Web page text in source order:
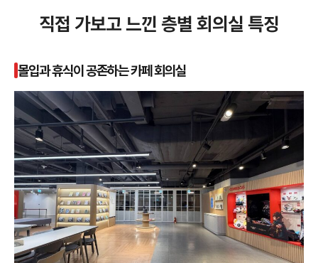
직접 가보고 느낀 층별 회의실 특징
몰입과 휴식이 공존하는 카페 회의실